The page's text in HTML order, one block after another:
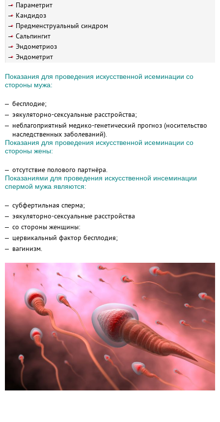
Параметрит
Кандидоз
Предменструальный синдром
Сальпингит
Эндометриоз
Эндометрит
Показания для проведения искусственной исеминации со
стороны мужа:
бесплодие;
эякуляторно-сексуальные расстройства;
неблагоприятный медико-генетический прогноз (носительство
наследственных заболеваний).
Показания для проведения искусственной исеминации со
стороны жены:
отсутствие полового партнёра.
Показаниями для проведения искусственной инсеминации
спермой мужа являются:
субфертильная сперма;
эякуляторно-сексуальные расстройства
со стороны женщины:
цервикальный фактор бесплодия;
вагинизм.